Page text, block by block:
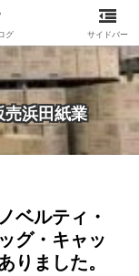
ど）の総合代
浜田紙業
ベルティ・
グ・キャッ
りました。
グ サイドバー